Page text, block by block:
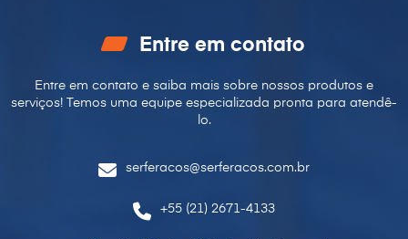
Entre em contato
Entre em contato e saiba mais sobre nossos produtos e
serviços! Temos uma equipe especializada pronta para atendê-
lo.
serferacos@serferacos.com.br
+55 (21) 2671-4133